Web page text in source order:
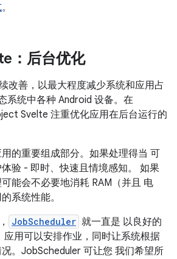
。
：后台优化
改善，以最大程度减少系统和应用占
系统中各种 Android 设备。在
Svelte 注重优化应用在后台运行的
的重要组成部分。如果处理得当 可
验 - 即时、快速且情境感知。 如果
能会不必要地消耗 RAM（并且 电
系统性能。
JobScheduler 就一直是 以良好的
应用可以安排作业，同时让系统根据
。JobScheduler 可让您 我们希望所